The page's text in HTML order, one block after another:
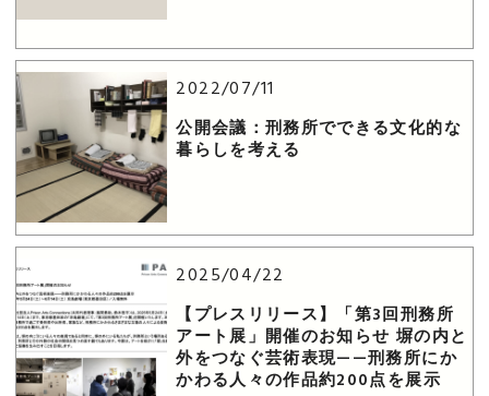
2022/07/11
公開会議：刑務所でできる文化的な
暮らしを考える
2025/04/22
【プレスリリース】「第3回刑務所
アート展」開催のお知らせ​ 塀の内と
外をつなぐ芸術表現——刑務所にか
かわる人々の作品約200点を展示​